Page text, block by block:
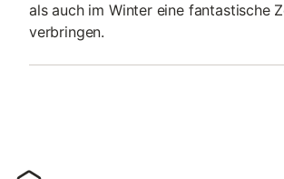
als auch im Winter eine fantastische
verbringen.